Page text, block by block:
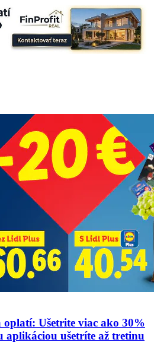
Ušetrite viac ako 30%
aplikáciou ušetríte až tretinu